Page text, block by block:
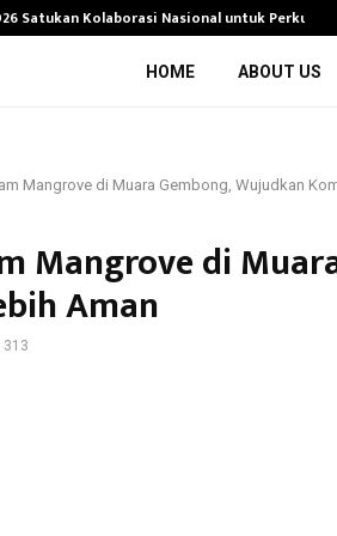
Satukan Kolaborasi Nasional untuk Perkuat…
HOME ABOUT US
Mangrove di Muara Gembong, Wujudkan
Mangrove di
Aman
313